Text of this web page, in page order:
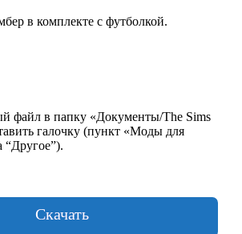
в комплекте с футболкой.
файл в папку «Документы/The Sims
галочку (пункт «Моды для
“Другое”).
Скачать